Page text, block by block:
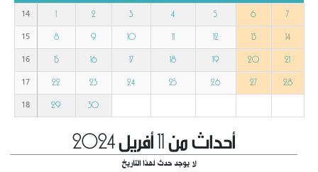
14
1 2 3 4 5 6 7
15 8 9 10 11 12 13 14
16 15 16 17 18 19 20 21
17 22 23 24 25 26 27 28
18 29 30
أحداث من 11 أفريل 2024
لا يوجد حدث لهذا التاريخ